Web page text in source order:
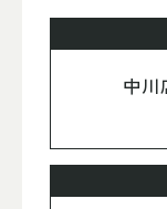
中川